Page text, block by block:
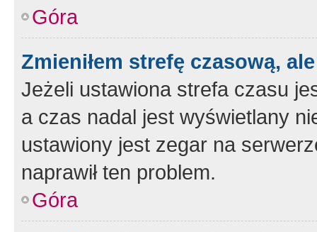
Góra
Zmieniłem strefę czasową,
Jeżeli ustawiona strefa czasu
a czas nadal jest wyświetlany
ustawiony jest zegar na
naprawił ten problem.
Góra